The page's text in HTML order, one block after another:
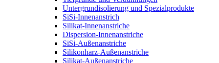
Untergrundisolierung und Spezialprodukte
SiSi-Innenanstrich
Silikat-Innenanstriche
Dispersion-Innenanstriche
SiSi-Außenanstriche
Silikonharz-Außenanstriche
Silikat-Außenanstriche